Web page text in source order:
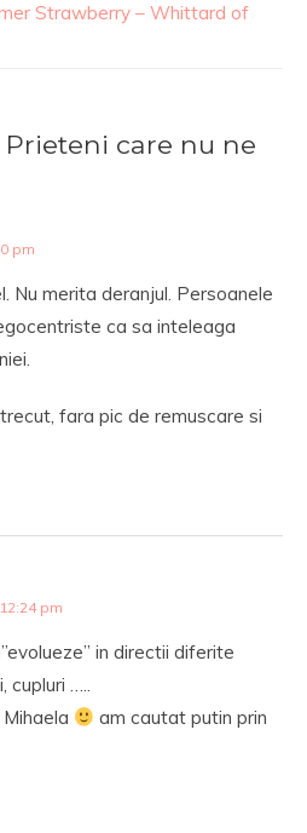
Strawberry – Whittard of
care nu ne
pm
Nu merita deranjul. Persoanele
ca sa inteleaga
fara pic de remuscare si
pm
in directii diferite
cupluri …..
am cautat putin prin